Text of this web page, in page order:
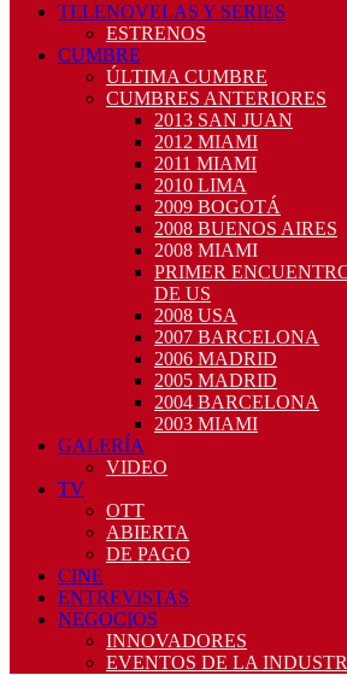
TELENOVELAS Y SERIES
ESTRENOS
CUMBRE
ÚLTIMA CUMBRE
CUMBRES ANTERIORES
2013 SAN JUAN
2012 MIAMI
2011 MIAMI
2010 LIMA
2009 BOGOTÁ
2008 BUENOS AIRES
2008 MIAMI
PRIMER
DE US
2008 USA
2007 BARCELONA
2006 MADRID
2005 MADRID
2004 BARCELONA
2003 MIAMI
GALERÍA
VIDEO
TV
OTT
ABIERTA
DE PAGO
CINE
ENTREVISTAS
NEGOCIOS
INNOVADORES
EVENTOS DE LA